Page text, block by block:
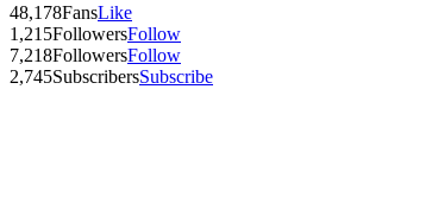
48,178FansLike
1,215FollowersFollow
7,218FollowersFollow
2,745SubscribersSubscribe